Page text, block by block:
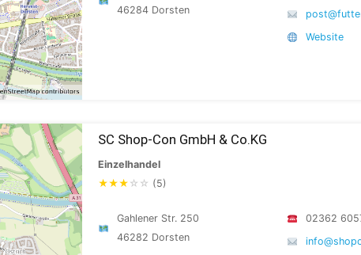
46284 Dorsten
Website
SC Shop-Con GmbH & Co.KG
Einzelhandel
★★★ ☆ ☆ (5)
Gahlener Str. 250
46282 Dorsten
02362